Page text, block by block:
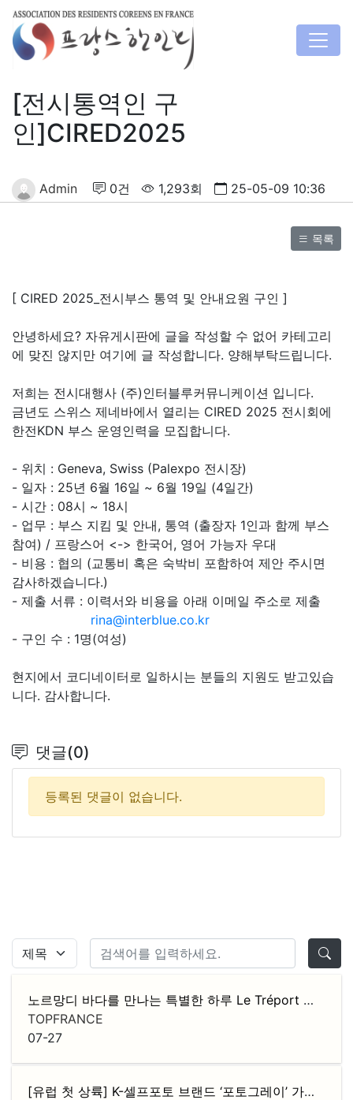
[전시통역인 구
인]CIRED2025
Admin 0건 1,293회 25-05-09 10:36
목록
[ CIRED 2025_전시부스 통역 및 안내요원 구인 ]
안녕하세요? 자유게시판에 글을 작성할 수 없어 카테고리
에 맞진 않지만 여기에 글 작성합니다. 양해부탁드립니다.
저희는 전시대행사 (주)인터블루커뮤니케이션 입니다.
금년도 스위스 제네바에서 열리는 CIRED 2025 전시회에
한전KDN 부스 운영인력을 모집합니다.
- 위치 : Geneva, Swiss (Palexpo 전시장)
- 일자 : 25년 6월 16일 ~ 6월 19일 (4일간)
- 시간 : 08시 ~ 18시
- 업무 : 부스 지킴 및 안내, 통역 (출장자 1인과 함께 부스
참여) / 프랑스어 <-> 한국어, 영어 가능자 우대
- 비용 : 협의 (교통비 혹은 숙박비 포함하여 제안 주시면
감사하겠습니다.)
- 제출 서류 : 이력서와 비용을 아래 이메일 주소로 제출
rina@interblue.co.kr
- 구인 수 : 1명(여성)
현지에서 코디네이터로 일하시는 분들의 지원도 받고있습
니다. 감사합니다.
댓글(0)
등록된 댓글이 없습니다.
노르망디 바다를 만나는 특별한 하루 Le Tréport 당일치기 버스 투어
TOPFRANCE
07-27
[유럽 첫 상륙] K-셀프포토 브랜드 ‘포토그레이’ 가맹점주 모집